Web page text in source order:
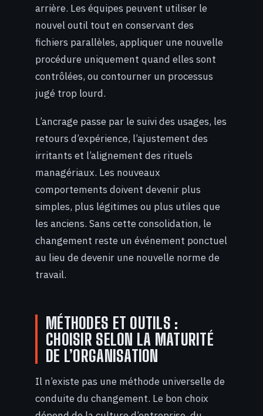
arrière. Les équipes peuvent utiliser le
nouvel outil tout en conservant des
fichiers parallèles, appliquer une nouvelle
procédure uniquement quand elles sont
contrôlées, ou contourner un processus
jugé trop lourd.
L’ancrage passe par le suivi des usages, les
retours d’expérience, l’ajustement des
irritants et l’alignement des rituels
managériaux. Les nouveaux
comportements doivent devenir plus
simples, plus légitimes ou plus utiles que
les anciens. Sans cette consolidation, le
changement reste un événement ponctuel
au lieu de devenir une nouvelle norme de
travail.
MÉTHODES ET OUTILS :
CHOISIR SELON LA MATURITÉ
DE L’ORGANISATION
Il n’existe pas une méthode universelle de
conduite du changement. Le bon choix